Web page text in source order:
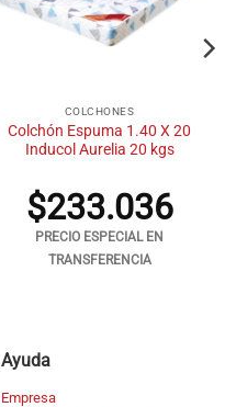
COLCHONES
Colchón Espuma 1.40 X 20
Inducol Aurelia 20 kgs
$233.036
PRECIO ESPECIAL EN
TRANSFERENCIA
Ayuda
Empresa